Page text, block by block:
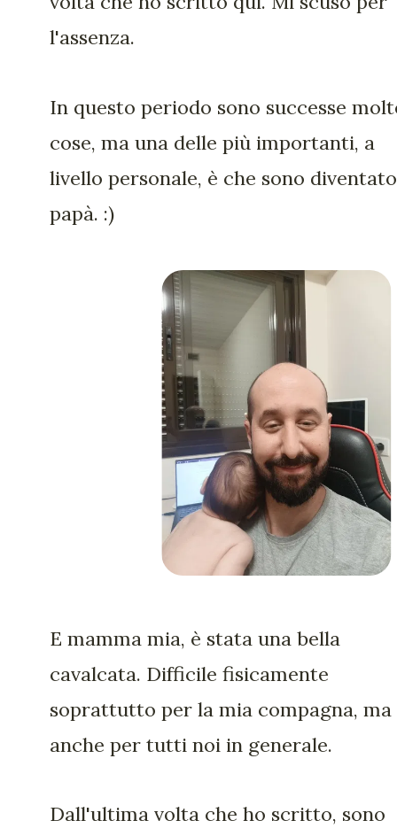
l'assenza.
In questo periodo sono successe
cose, ma una delle più importanti, a
livello personale, è che sono diventato
papà. :)
E mamma mia, è stata una bella
cavalcata. Difficile fisicamente
soprattutto per la mia compagna, ma
anche per tutti noi in generale.
Dall'ultima volta che ho scritto, sono